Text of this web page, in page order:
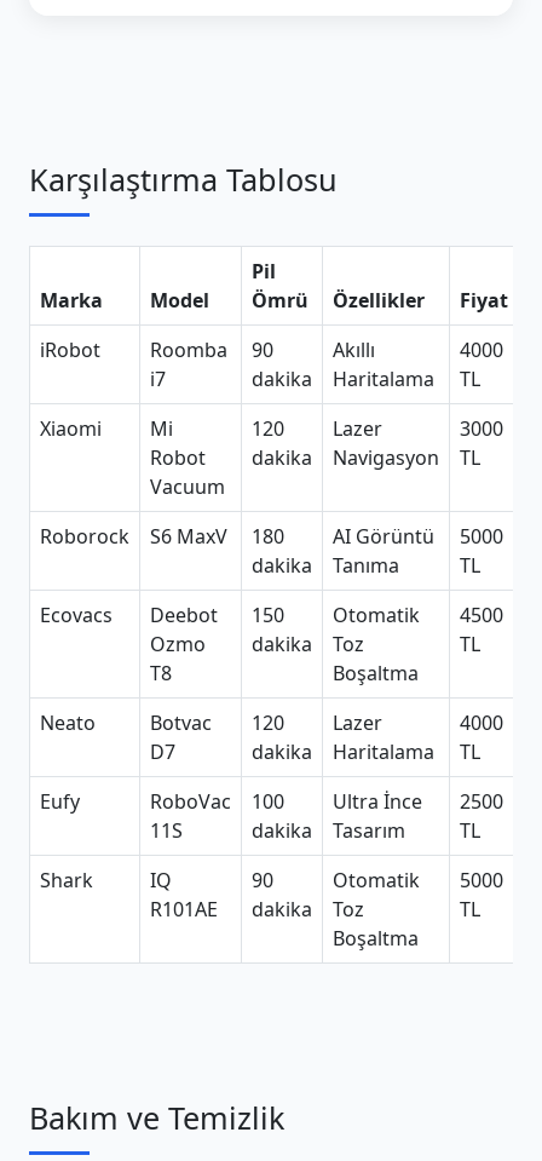
Karşılaştırma Tablosu
Marka Model
Pil
Ömrü
Özellikler
Fiyat
iRobot
Roomba
i7
90
dakika
Akıllı
Haritalama
4000
TL
Xiaomi
Mi
Robot
Vacuum
120
dakika
Lazer
Navigasyon
3000
TL
Roborock S6 MaxV
180
dakika
AI Görüntü
Tanıma
5000
TL
Ecovacs
Deebot
Ozmo
T8
150
dakika
Otomatik
Toz
Boşaltma
4500
TL
Neato
Botvac
D7
120
dakika
Lazer
Haritalama
4000
TL
Eufy
RoboVac
11S
100
dakika
Ultra İnce
Tasarım
2500
TL
Shark
IQ
R101AE
90
dakika
Otomatik
Toz
Boşaltma
5000
TL
Bakım ve Temizlik